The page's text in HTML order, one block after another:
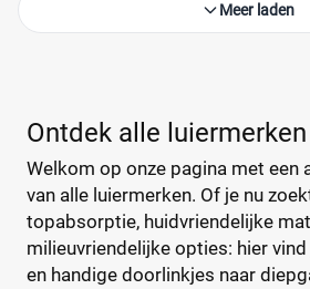
Meer laden
Ontdek alle luiermerken
Welkom op onze pagina met een
van alle luiermerken. Of je nu
topabsorptie, huidvriendelijke
milieuvriendelijke opties: hier
en handige doorlinkjes naar